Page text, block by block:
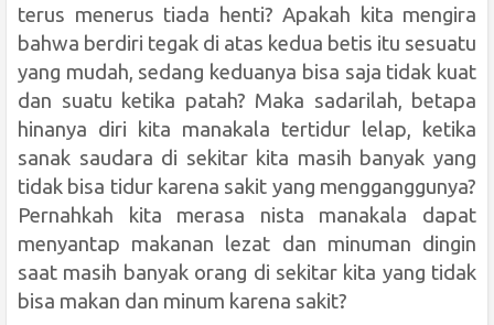
terus menerus tiada henti? Apakah kita mengira
bahwa berdiri tegak di atas kedua betis itu sesuatu
yang mudah, sedang keduanya bisa saja tidak kuat
dan suatu ketika patah? Maka sadarilah, betapa
hinanya diri kita manakala tertidur lelap, ketika
sanak saudara di sekitar kita masih banyak yang
tidak bisa tidur karena sakit yang mengganggunya?
Pernahkah kita merasa nista manakala dapat
menyantap makanan lezat dan minuman dingin
saat masih banyak orang di sekitar kita yang tidak
bisa makan dan minum karena sakit?